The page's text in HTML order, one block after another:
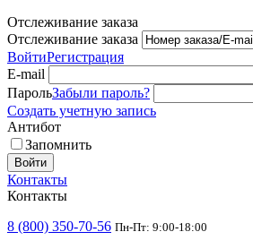
Отслеживание заказа
Отслеживание заказа
ВойтиРегистрация
E-mail
ПарольЗабыли пароль?
Создать учетную запись
Антибот
Запомнить
Войти
Контакты
Контакты
8 (800) 350-70-56 Пн-Пт: 9:00-18:00